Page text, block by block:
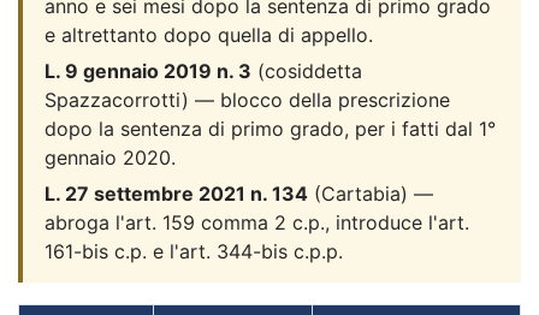
anno e sei mesi dopo la sentenza di primo grado
e altrettanto dopo quella di appello.
L. 9 gennaio 2019 n. 3 (cosiddetta
Spazzacorrotti) — blocco della prescrizione
dopo la sentenza di primo grado, per i fatti dal 1°
gennaio 2020.
L. 27 settembre 2021 n. 134 (Cartabia) —
abroga l'art. 159 comma 2 c.p., introduce l'art.
161-bis c.p. e l'art. 344-bis c.p.p.